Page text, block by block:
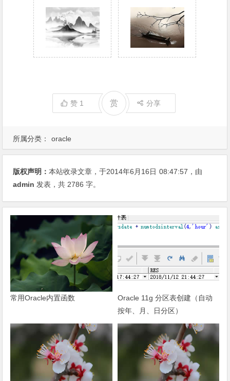
所属分类： oracle
赞 1 赏 分享
版权声明：本站收录文章，于2014年6月16日 08:47:57 ，由
admin 发表，共 2786 字。
常用Oracle内置函数
Oracle 11g 分区表创建（自动
按年、月、日分区）